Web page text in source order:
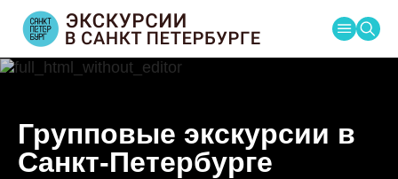
Основная
навигация
Главная
Помощь
Групповые экскурсии в
Санкт-Петербурге